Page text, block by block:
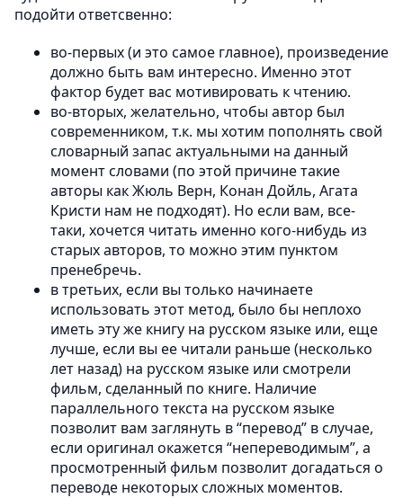
подойти ответсвенно:
во-первых (и это самое главное), произведение
должно быть вам интересно. Именно этот
фактор будет вас мотивировать к чтению.
во-вторых, желательно, чтобы автор был
современником, т.к. мы хотим пополнять свой
словарный запас актуальными на данный
момент словами (по этой причине такие
авторы как Жюль Верн, Конан Дойль, Агата
Кристи нам не подходят). Но если вам, все-
таки, хочется читать именно кого-нибудь из
старых авторов, то можно этим пунктом
пренебречь.
в третьих, если вы только начинаете
использовать этот метод, было бы неплохо
иметь эту же книгу на русском языке или, еще
лучше, если вы ее читали раньше (несколько
лет назад) на русском языке или смотрели
фильм, сделанный по книге. Наличие
параллельного текста на русском языке
позволит вам заглянуть в “перевод” в случае,
если оригинал окажется “непереводимым”, а
просмотренный фильм позволит догадаться о
переводе некоторых сложных моментов.